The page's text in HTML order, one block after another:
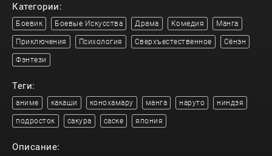
Категории:
Боевик Боевые Искусства Драма Комедия Манга
Приключения Психология Сверхъестественное Сёнэн
Фэнтези
Теги:
аниме какаши конохамару манга наруто ниндзя
подросток сакура саске япония
Описание: